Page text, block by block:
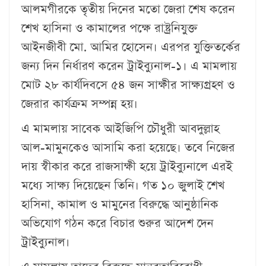
আলমগীরকে তৃতীয় দিনের মতো জেরা শেষ করেন
শেখ হাসিনা ও কামালের পক্ষে রাষ্ট্রনিযুক্ত
আইনজীবী মো. আমির হোসেন। এরপর যুক্তিতর্কের
জন্য দিন নির্ধারণ করেন ট্রাইব্যুনাল-১। এ মামলায়
মোট ২৮ কার্যদিবসে ৫৪ জন সাক্ষীর সাক্ষ্যগ্রহণ ও
জেরার কার্যক্রম সম্পন্ন হয়।
এ মামলায় সাবেক আইজিপি চৌধুরী আবদুল্লাহ
আল-মামুনকেও আসামি করা হয়েছে। তবে নিজের
দায় স্বীকার করে রাজসাক্ষী হয়ে ট্রাইব্যুনালে এরই
মধ্যে সাক্ষ্য দিয়েছেন তিনি। গত ১০ জুলাই শেখ
হাসিনা, কামাল ও মামুনের বিরুদ্ধে আনুষ্ঠানিক
অভিযোগ গঠন করে বিচার শুরুর আদেশ দেন
ট্রাইব্যুনাল।